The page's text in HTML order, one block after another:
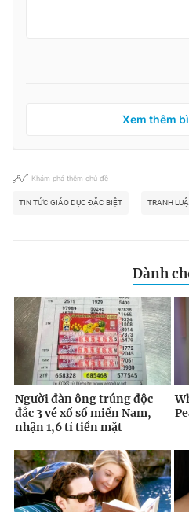
Xem thêm
Khám phá thêm chủ đề
TIN TỨC GIÁO DỤC ĐẶC BIỆT TRANH